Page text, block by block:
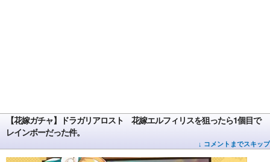
【花嫁ガチャ】ドラガリアロスト 花嫁エルフィリスを狙ったら1個目で
レインボーだった件。
↓ コメントまでスキップ